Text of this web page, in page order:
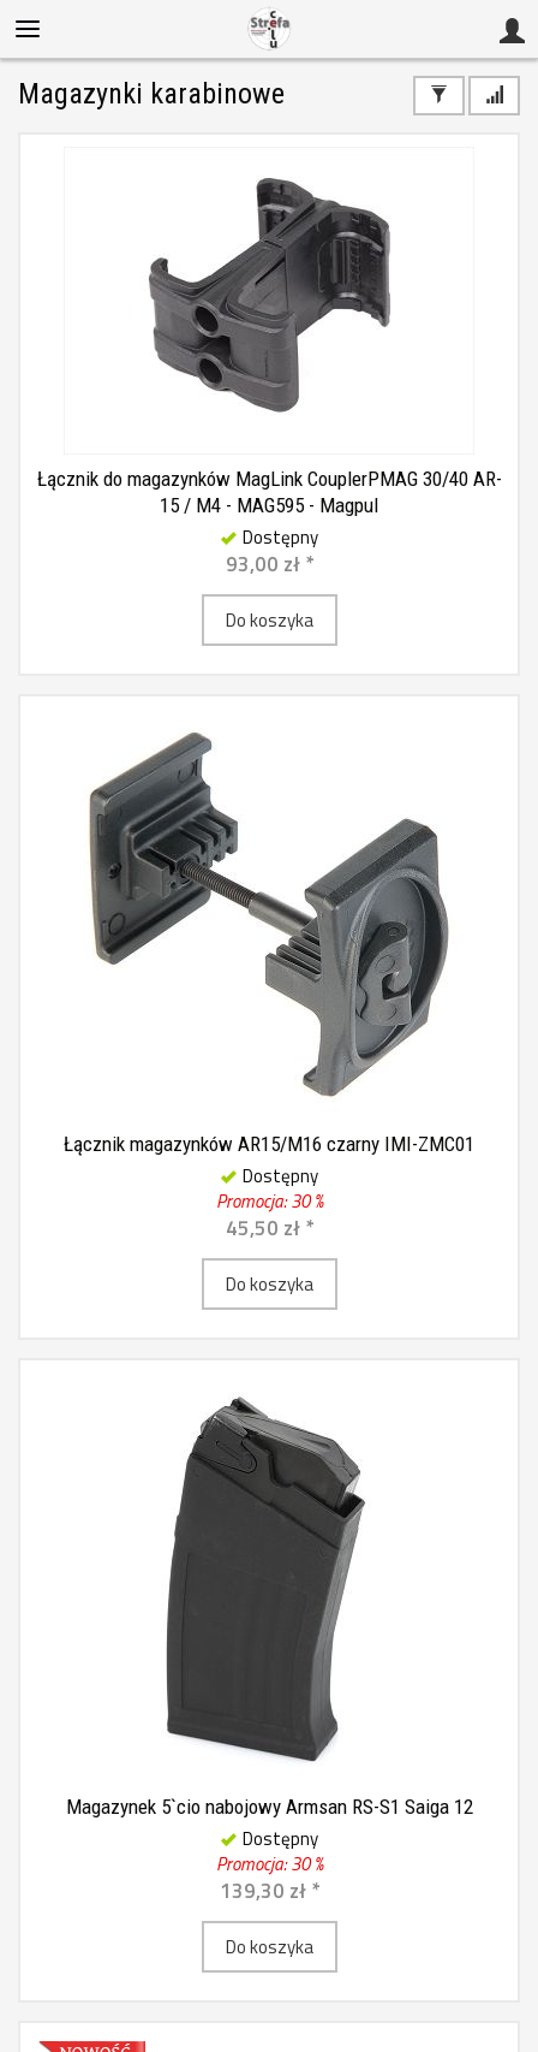
Magazynki karabinowe
Łącznik do magazynków MagLink CouplerPMAG 30/40 AR-
15 / M4 - MAG595 - Magpul
Dostępny
93,00 zł *
Do koszyka
Łącznik magazynków AR15/M16 czarny IMI-ZMC01
Dostępny
Promocja: 30 %
45,50 zł *
Do koszyka
Magazynek 5`cio nabojowy Armsan RS-S1 Saiga 12
Dostępny
Promocja: 30 %
139,30 zł *
Do koszyka